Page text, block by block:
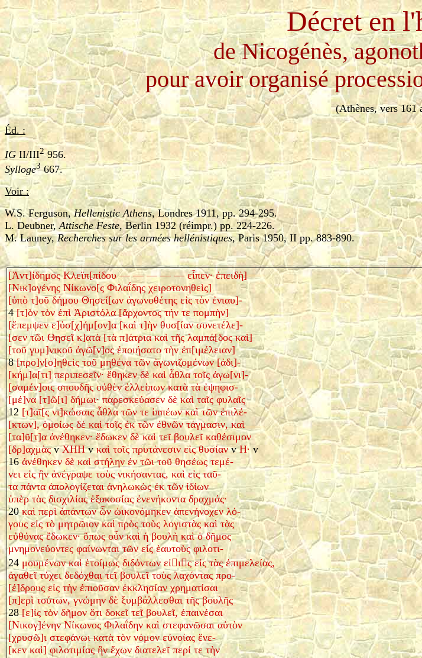
Décret en
de Nicogénès,
pour avoir organisé
(Athènes, vers 161
Éd. :
IGII/III2956.
Sylloge3667.
Voir :
W.S. Ferguson,Hellenistic Athens,Londres 1911, pp. 294-295.
L. Deubner,Attische Feste,Berlin 1932 (réimpr.) pp. 224-226.
M. Launey,Recherches sur les armées hellénistiques,Paris 1950, II pp. 883-890.
[Ἀντ]ίδημος Κλεϊπ[πίδου — — — — — εἶπεν· ἐπειδὴ]
[Νικ]ογένης Νίκωνο[ς Φιλαΐδης χειροτονηθεὶς]
[ὑπὸ τ]οῦ δήμου Θησεί[ων ἀγωνοθέτης εἰς τὸν ἐνιαυ]-
4[τ]ὸν τὸν ἐπὶ Ἀριστόλα [ἄρχοντος τήν τε πομπὴν]
[ἔπεμψεν ε]ὐσ[χ]ήμ[ον]α [καὶ τ]ὴν θυσ[ίαν συνετέλε]-
[σεν τῶι Θησεῖ κ]ατὰ [τὰ π]άτρια καὶ τῆς λαμπά[δος καὶ]
[τοῦ γυμ]νικοῦ ἀγῶ[ν]ος ἐποιήσατο τὴν ἐπ[ιμέλειαν]
8[προ]ν[ο]ηθεὶς τοῦ μηθένα τῶν ἀγωνιζομένων [ἀδι]-
[κήμ]α[τι] περιπεσεῖν· ἔθηκεν δὲ καὶ ἆθλα τοῖς ἀγω[νι]-
[σαμέν]οις σπουδῆς οὐθὲν ἐλλείπων κατὰ τὰ ἐψηφισ-
[μέ]να [τ]ῶ[ι] δήμωι· παρεσκεύασεν δὲ καὶ ταῖς φυλαῖς
12 [τ]αῖ[ς νι]κώσαις ἆθλα τῶν τε ἱππέων καὶ τῶν ἐπιλέ-
[κτων], ὁμοίως δὲ καὶ τοῖς ἐκ τῶν ἐθνῶν τάγμασιν, καὶ
[τα]ῦ[τ]α ἀνέθηκεν· ἔδωκεν δὲ καὶ τεῖ βουλεῖ καθέσιμον
[δρ]αχμὰςvΧΗΗvκαὶ τοῖς πρυτάνεσιν εἰς θυσίανvΗ· v
16ἀνέθηκεν δὲ καὶ στήλην ἐν τῶι τοῦ θησέως τεμέ-
νει εἰς ἣν ἀνέγραψε τοὺς νικήσαντας, καὶ εἰς ταῦ-
τα πάντα ἀπολογίζεται ἀνηλωκὼς ἐκ τῶν ἰδίων
ὑπὲρ τὰς δισχιλίας ἑξακοσίας ἐνενήκοντα δραχμάς·
20καὶ περὶ ἁπάντων ὧν ὠικονόμηκεν ἀπενήνοχεν λό-
γους εἰς τὸ μητρῶιον καὶ πρὸς τοὺς λογιστὰς καὶ τὰς
εὐθύνας ἔδωκεν· ὅπως οὖν καὶ ἡ βουλὴ καὶ ὁ δῆμος
μνημονεύοντες φαίνωνται τῶν εἰς ἑαυτοὺς φιλοτι-
24 μουμένων καὶ ἑτοίμως διδόντων εἰις εἰς τὰς ἐπιμελείας,
ἀγαθεῖ τύχει δεδόχθαι τεῖ βουλεῖ τοὺς λαχόντας προ-
[έ]δρους εἰς τὴν ἐπιοῦσαν ἐκκλησίαν χρηματίσαι
[π]ερὶ τούτων, γνώμην δὲ ξυμβάλλεσθαι τῆς βουλῆς
28[ε]ἰς τὸν δῆμον ὅτι δοκεῖ τεῖ βουλεῖ, ἐπαινέσαι
[Νικογ]ένην Νίκωνος Φιλαΐδην καὶ στεφανῶσαι αὐτὸν
[χρυσῶ]ι στεφάνωι κατὰ τὸν νόμον εὐνοίας ἕνε-
[κεν καὶ] φιλοτιμίας ἣν ἔχων διατελεῖ περί τε τὴν